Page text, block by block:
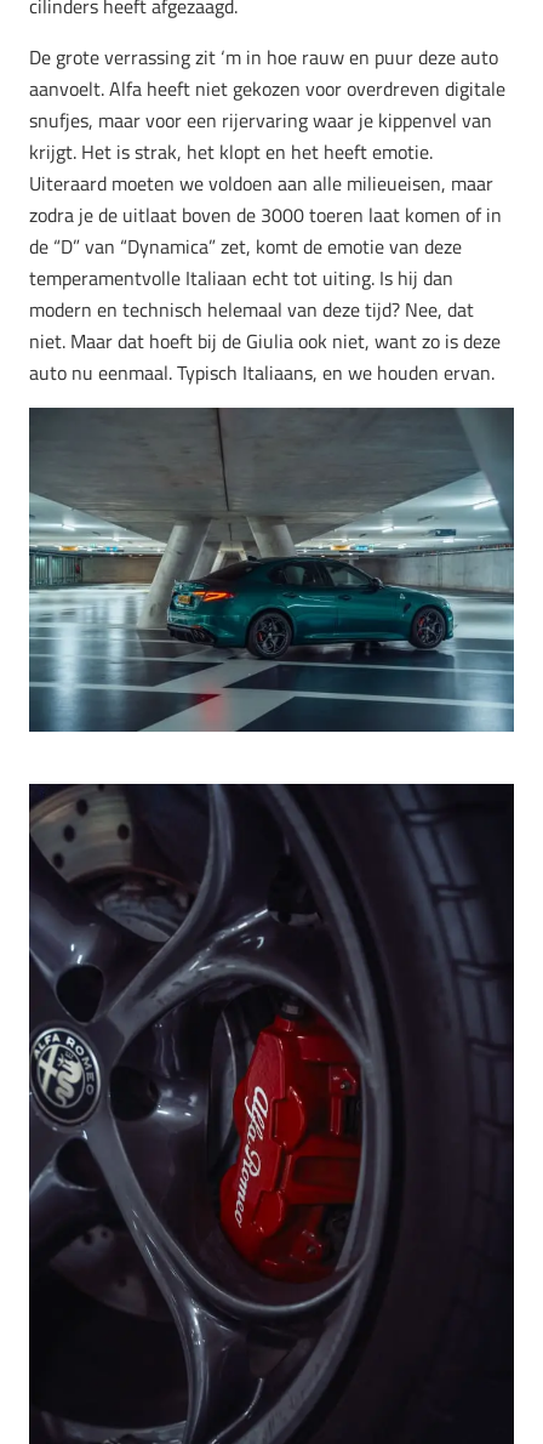
cilinders heeft afgezaagd.
De grote verrassing zit ‘m in hoe rauw en puur deze auto
aanvoelt. Alfa heeft niet gekozen voor overdreven digitale
snufjes, maar voor een rijervaring waar je kippenvel van
krijgt. Het is strak, het klopt en het heeft emotie.
Uiteraard moeten we voldoen aan alle milieueisen, maar
zodra je de uitlaat boven de 3000 toeren laat komen of in
de “D” van “Dynamica” zet, komt de emotie van deze
temperamentvolle Italiaan echt tot uiting. Is hij dan
modern en technisch helemaal van deze tijd? Nee, dat
niet. Maar dat hoeft bij de Giulia ook niet, want zo is deze
auto nu eenmaal. Typisch Italiaans, en we houden ervan.